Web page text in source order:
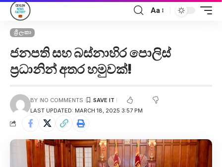
Aa
ශ්‍රී ලංකා
ජනපති සහ බස්නාහිර පොලිස්
ප්‍රධානින් අතර හමුවක්!
LAST UPDATED: MARCH 18, 2025 3:57 PM
BY NO COMMENTS